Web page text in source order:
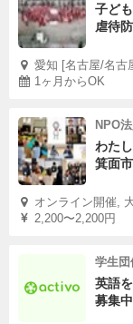
子ど
虐待
愛知 [名古屋/名古
1ヶ月からOK
NPO
わた
箕面
オンライン開催,
2,200〜2,200円
学生
英語
募集中